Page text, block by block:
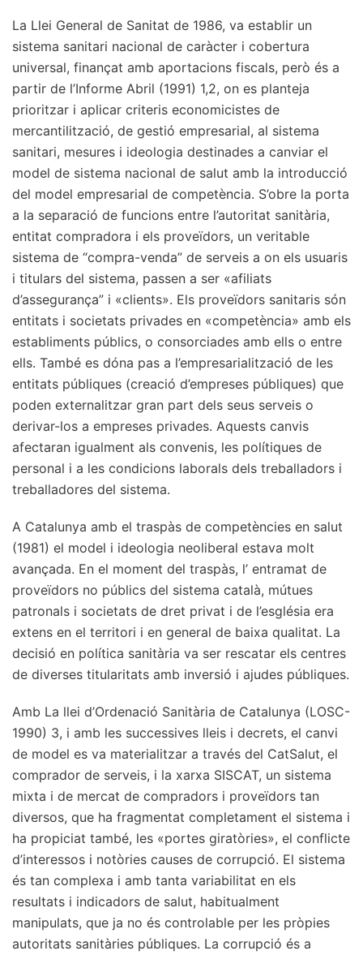
La Llei General de Sanitat de 1986, va establir un
sistema sanitari nacional de caràcter i cobertura
universal, finançat amb aportacions fiscals, però és a
partir de l’Informe Abril (1991) 1,2, on es planteja
prioritzar i aplicar criteris economicistes de
mercantilització, de gestió empresarial, al sistema
sanitari, mesures i ideologia destinades a canviar el
model de sistema nacional de salut amb la introducció
del model empresarial de competència. S’obre la porta
a la separació de funcions entre l’autoritat sanitària,
entitat compradora i els proveïdors, un veritable
sistema de “compra-venda” de serveis a on els usuaris
i titulars del sistema, passen a ser «afiliats
d’assegurança” i «clients». Els proveïdors sanitaris són
entitats i societats privades en «competència» amb els
establiments públics, o consorciades amb ells o entre
ells. També es dóna pas a l’empresarialització de les
entitats públiques (creació d’empreses públiques) que
poden externalitzar gran part dels seus serveis o
derivar-los a empreses privades. Aquests canvis
afectaran igualment als convenis, les polítiques de
personal i a les condicions laborals dels treballadors i
treballadores del sistema.
A Catalunya amb el traspàs de competències en salut
(1981) el model i ideologia neoliberal estava molt
avançada. En el moment del traspàs, l’ entramat de
proveïdors no públics del sistema català, mútues
patronals i societats de dret privat i de l’església era
extens en el territori i en general de baixa qualitat. La
decisió en política sanitària va ser rescatar els centres
de diverses titularitats amb inversió i ajudes públiques.
Amb La llei d’Ordenació Sanitària de Catalunya (LOSC-
1990) 3, i amb les successives lleis i decrets, el canvi
de model es va materialitzar a través del CatSalut, el
comprador de serveis, i la xarxa SISCAT, un sistema
mixta i de mercat de compradors i proveïdors tan
diversos, que ha fragmentat completament el sistema i
ha propiciat també, les «portes giratòries», el conflicte
d’interessos i notòries causes de corrupció. El sistema
és tan complexa i amb tanta variabilitat en els
resultats i indicadors de salut, habitualment
manipulats, que ja no és controlable per les pròpies
autoritats sanitàries públiques. La corrupció és a